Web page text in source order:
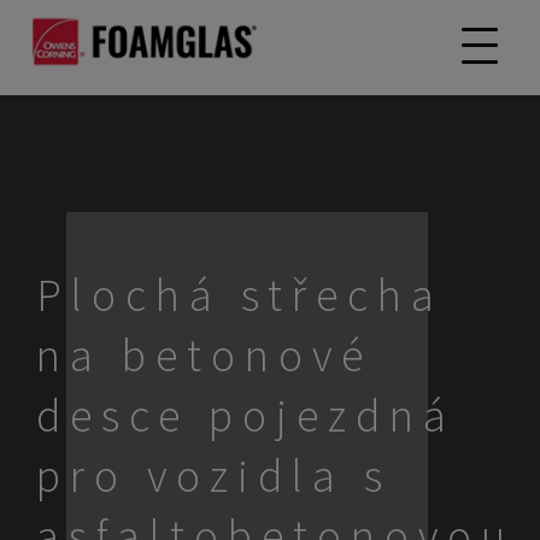
Plochá střecha
na betonové
desce pojezdná
pro vozidla s